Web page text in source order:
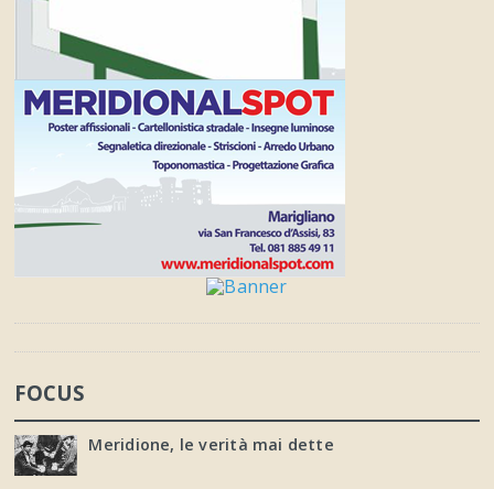
FOCUS
Meridione, le verità mai dette